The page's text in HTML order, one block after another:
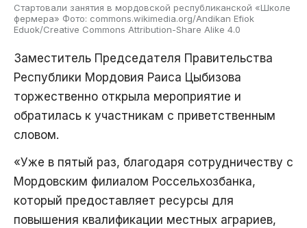
Стартовали занятия в мордовской республиканской «Школе
фермера» Фото: commons.wikimedia.org/Andikan Efiok
Eduok/Creative Commons Attribution-Share Alike 4.0
Заместитель Председателя Правительства
Республики Мордовия Раиса Цыбизова
торжественно открыла мероприятие и
обратилась к участникам с приветственным
словом.
«Уже в пятый раз, благодаря сотрудничеству с
Мордовским филиалом Россельхозбанка,
который предоставляет ресурсы для
повышения квалификации местных аграриев,